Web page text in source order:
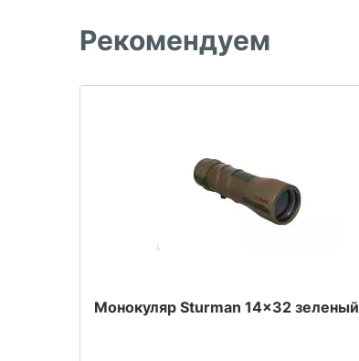
Рекомендуем
Монокуляр Sturman 14x32 зеленый